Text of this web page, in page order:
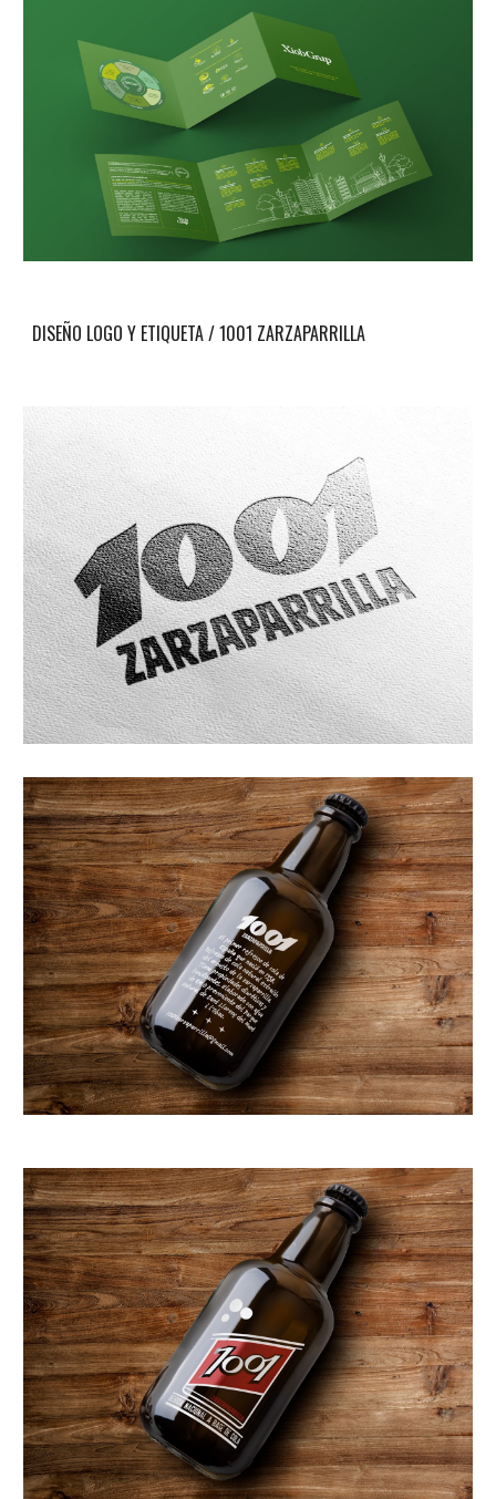
DISEÑO LOGO Y ETIQUETA / 1001 ZARZAPARRILLA